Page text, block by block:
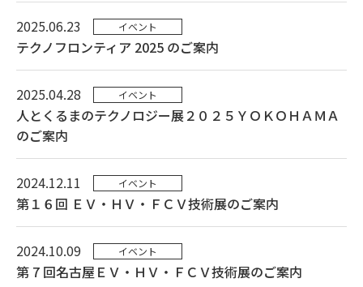
2025.06.23 イベント
テクノフロンティア 2025 のご案内
2025.04.28 イベント
人とくるまのテクノロジー展２０２５ＹＯＫＯＨＡＭＡ
のご案内
2024.12.11 イベント
第１６回 ＥＶ・ＨＶ・ＦＣＶ技術展のご案内
2024.10.09 イベント
第 7 回名古屋ＥＶ・ＨＶ・ＦＣＶ技術展のご案内